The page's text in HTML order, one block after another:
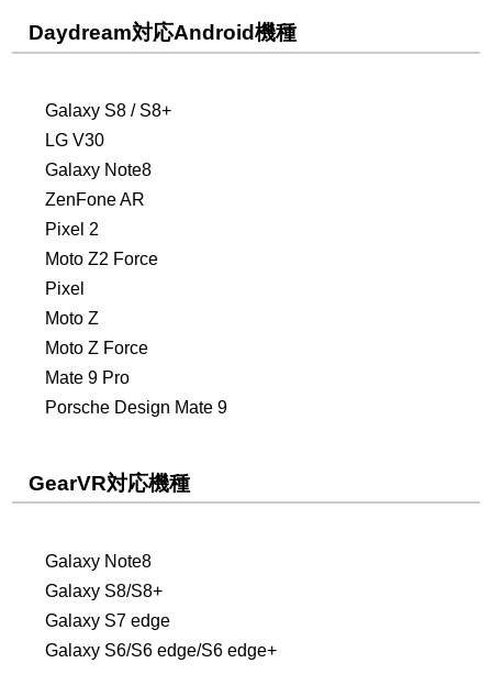
Daydream対応Android機種
Galaxy S8 / S8+
LG V30
Galaxy Note8
ZenFone AR
Pixel 2
Moto Z2 Force
Pixel
Moto Z
Moto Z Force
Mate 9 Pro
Porsche Design Mate 9
GearVR対応機種
Galaxy Note8
Galaxy S8/S8+
Galaxy S7 edge
Galaxy S6/S6 edge/S6 edge+